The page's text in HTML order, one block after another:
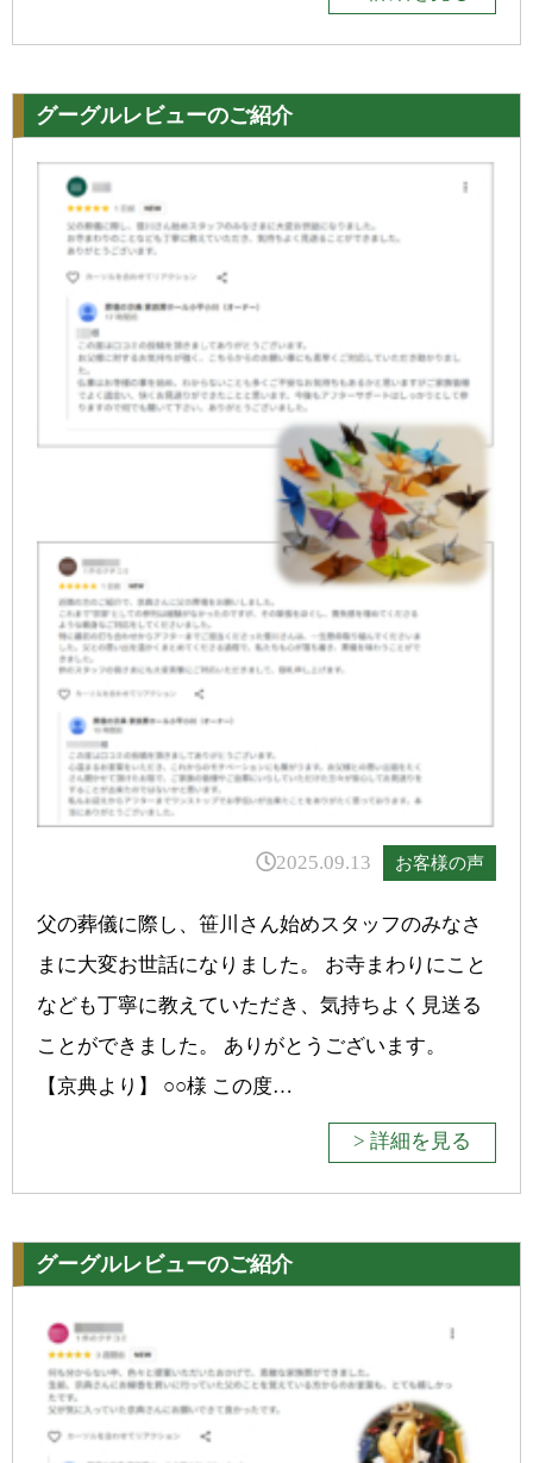
グーグルレビューのご紹介
2025.09.13 お客様の声
父の葬儀に際し、笹川さん始めスタッフのみなさ
まに大変お世話になりました。 お寺まわりにこと
なども丁寧に教えていただき、気持ちよく見送る
ことができました。 ありがとうございます。
【京典より】 ○○様 この度…
> 詳細を見る
グーグルレビューのご紹介